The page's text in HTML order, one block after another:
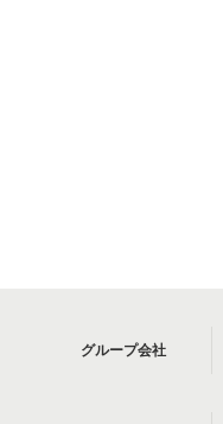
グループ会社